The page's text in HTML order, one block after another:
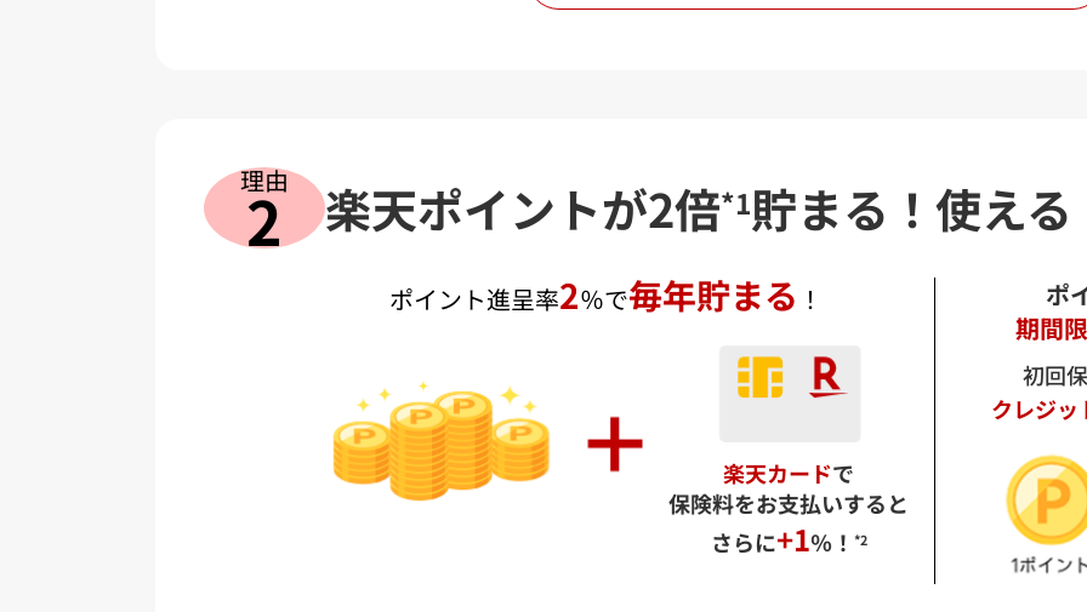
理由
2 楽天ポイントが2倍*1貯まる！ 使える
ポイント進呈率2％で毎年貯まる ！
楽天カードで
保険料をお支払いすると
さらに+1％！ *2
ポ
期間
初回
クレジッ